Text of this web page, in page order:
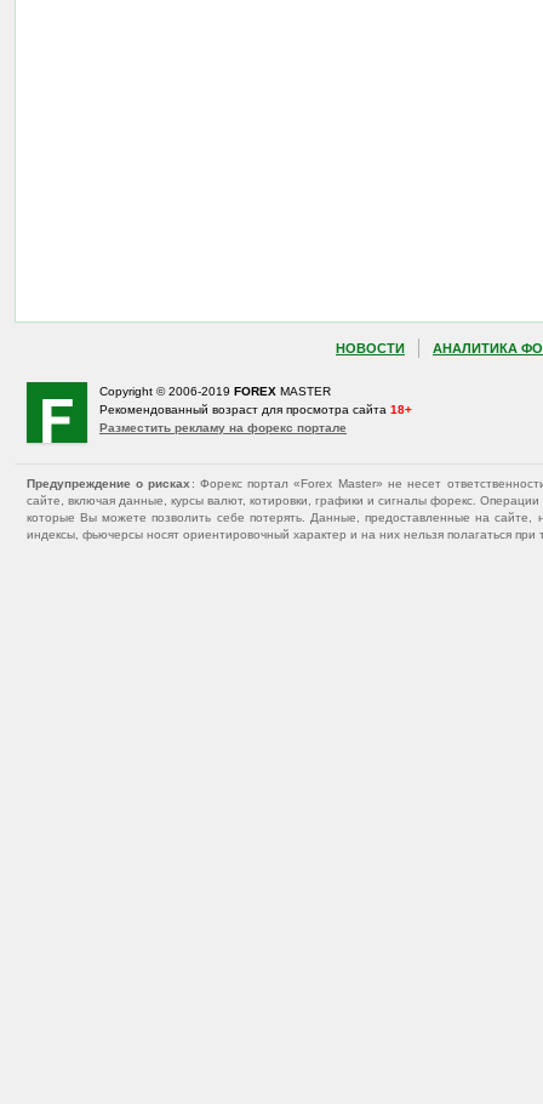
НОВОСТИ АНАЛИТИКА
Copyright © 2006-2019 FOREX MASTER
Рекомендованный возраст для просмотра сайта 18+
Разместить рекламу на форекс портале
Предупреждение о рисках : Форекс портал «Forex Master» не несет
сайте, включая данные, курсы валют, котировки, графики и сигналы форекс.
которые Вы можете позволить себе потерять. Данные, предоставленные на
индексы, фьючерсы носят ориентировочный характер и на них нельзя полагаться при